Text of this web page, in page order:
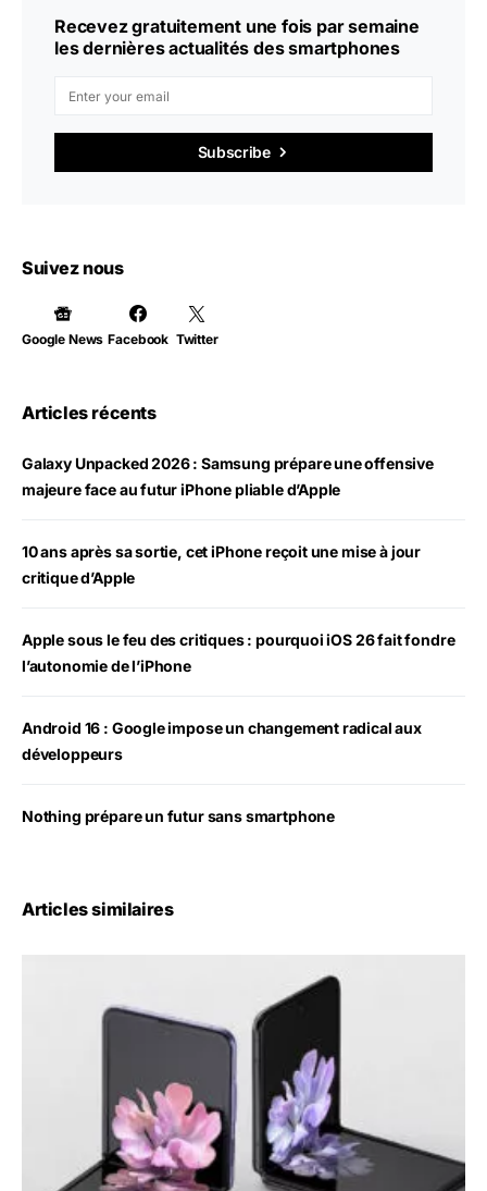
Recevez gratuitement une fois par semaine
les dernières actualités des smartphones
Subscribe
Suivez nous
Google News Facebook Twitter
Articles récents
Galaxy Unpacked 2026 : Samsung prépare une offensive
majeure face au futur iPhone pliable d’Apple
10 ans après sa sortie, cet iPhone reçoit une mise à jour
critique d’Apple
Apple sous le feu des critiques : pourquoi iOS 26 fait fondre
l’autonomie de l’iPhone
Android 16 : Google impose un changement radical aux
développeurs
Nothing prépare un futur sans smartphone
Articles similaires